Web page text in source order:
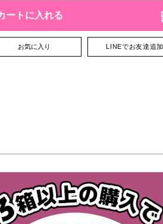
ートに入れる
お気に入り LINEでお友達追加